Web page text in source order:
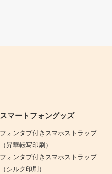
スマートフォングッズ
フォンタブ付きスマホストラップ
（昇華転写印刷）
フォンタブ付きスマホストラップ
（シルク印刷）